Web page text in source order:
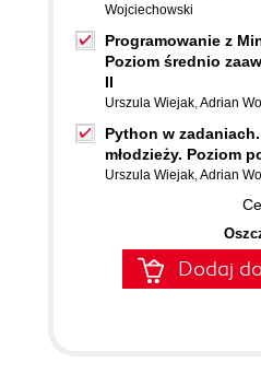
Wojciechowski
Programowanie z
Poziom średnio
II
Urszula Wiejak,Adrian
Python w
młodzieży. Poziom
Urszula Wiejak,Adrian
Dodaj